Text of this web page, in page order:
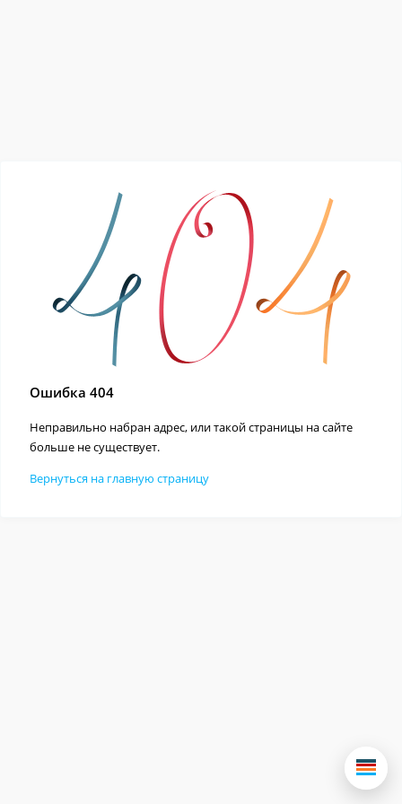
Ошибка 404
Неправильно набран адрес, или такой страницы на сайте
больше не существует.
Вернуться на главную страницу